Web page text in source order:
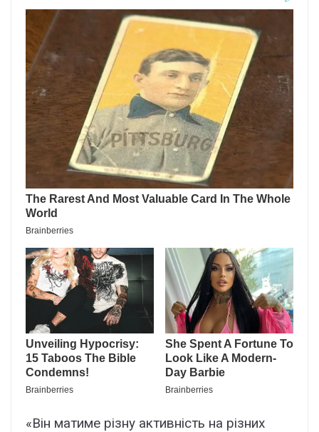
«Він матиме різну активність на різних